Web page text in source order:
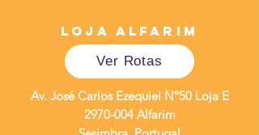
Loja AlFarim
Ver Rotas
Av. José Carlos Ezequiel Nº50 Loja E
2970-004Alfarim